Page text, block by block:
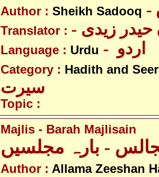
Author : Sheikh Sadooq
Translator :
Language : Urdu
Category : Hadith and
سیرت
Topic :
Majlis - Barah Majlisain
- بارہ مجلسیں
Author : Allama Zeeshan